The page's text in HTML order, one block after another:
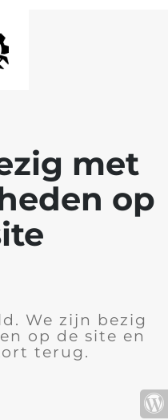
met
op
We zijn bezig
op de site en
terug.